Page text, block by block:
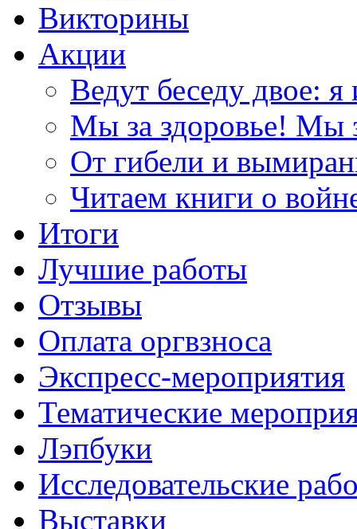
Викторины
Акции
Ведут беседу двое: я
Мы за здоровье! Мы
От гибели и
Читаем книги о
Итоги
Лучшие работы
Отзывы
Оплата оргвзноса
Экспресс-мероприятия
Тематические
Лэпбуки
Исследовательские
Выставки